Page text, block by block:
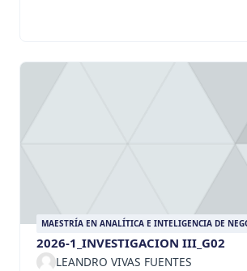
MAESTRÍA EN ANALÍTICA E INTELIGENCIA DE
2026-1_INVESTIGACION III_G02
LEANDRO VIVAS FUENTES